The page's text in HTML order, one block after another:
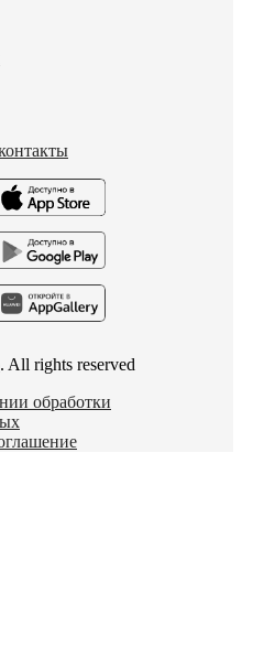
. All rights reserved
обработки